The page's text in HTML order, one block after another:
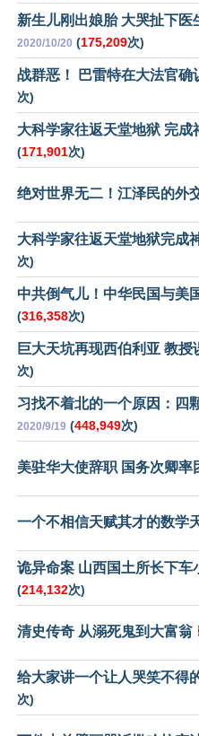
新生儿刚出娘胎 大哭扯下医
2020/10/20 (175,209次)
战群恶！ 巴雷特在大法官确
次)
大科学家往返天堂地狱 完成
(171,901次)
绝对世界无二！江泽民的外
大科学家往返天堂地狱完成
次)
中共倒气儿！中华民国与美
(316,358次)
巨大天坑再现西伯利亚 教授
次)
习找不着北的一个原因：四
2020/9/19 (448,949次)
美驻华大使辞职 国务次卿率
一个不相信天赋其才的数学
诡异命案 山西国土所长下
(214,132次)
清史传奇 从溺死鬼到大富翁
给大家讲一个让人哭笑不得
次)